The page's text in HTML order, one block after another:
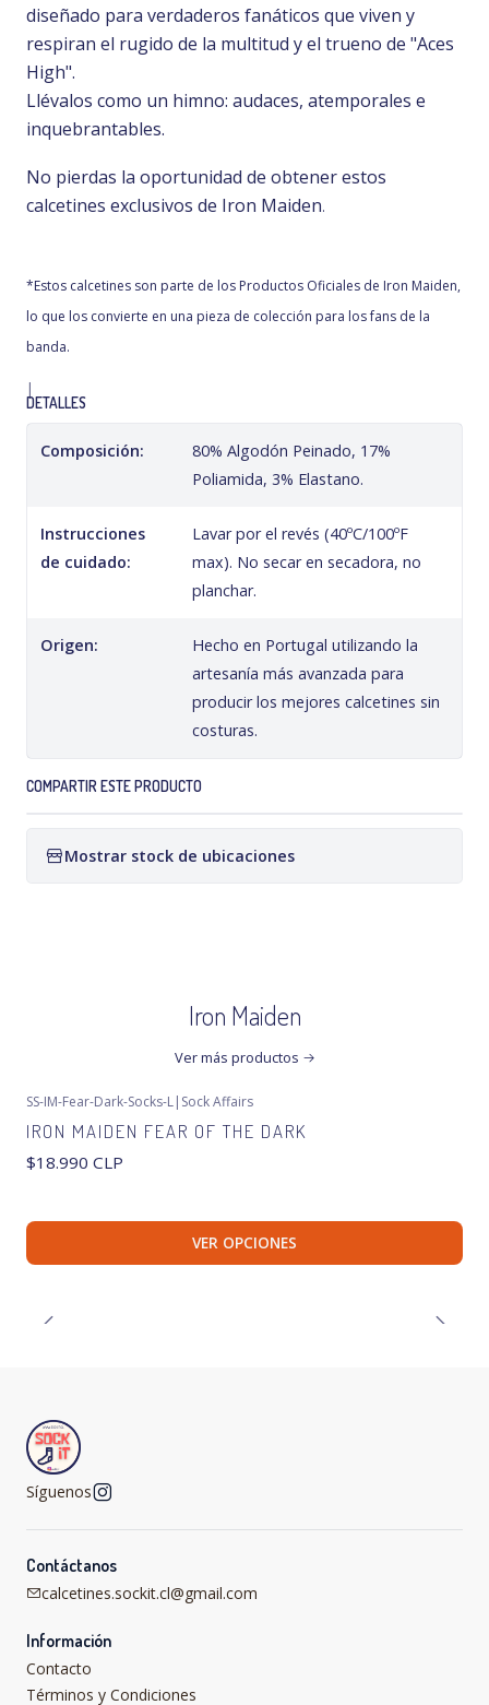
diseñado para verdaderos fanáticos que viven y
respiran el rugido de la multitud y el trueno de "Aces
High".
Llévalos como un himno: audaces, atemporales e
inquebrantables.
No pierdas la oportunidad de obtener estos
calcetines exclusivos de Iron Maiden.
*Estos calcetines son parte de los Productos Oficiales de Iron Maiden,
lo que los convierte en una pieza de colección para los fans de la
banda.
|
DETALLES
Composición:
80% Algodón Peinado, 17%
Poliamida, 3% Elastano.
Instrucciones
de cuidado:
Lavar por el revés (40ºC/100ºF
max). No secar en secadora, no
planchar.
Origen:
Hecho en Portugal utilizando la
artesanía más avanzada para
producir los mejores calcetines sin
costuras.
COMPARTIR ESTE PRODUCTO
Mostrar stock de ubicaciones
Iron Maiden
Ver más productos
SS-IM-Fear-Dark-Socks-L| Sock Affairs
IRON MAIDEN FEAR OF THE DARK
$18.990 CLP
VER OPCIONES
Síguenos
Contáctanos
calcetines.sockit.cl@gmail.com
Información
Contacto
Términos y Condiciones